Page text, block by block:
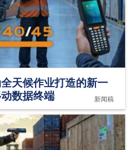
天候作业打造的新一
数据终端
新闻稿